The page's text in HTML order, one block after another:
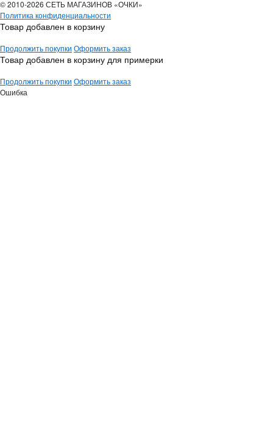
© 2010-2026 СЕТЬ МАГАЗИНОВ «ОЧКИ»
Политика конфиденциальности
Товар добавлен в корзину
Продолжить покупки Оформить заказ
Товар добавлен в корзину для примерки
Продолжить покупки Оформить заказ
Ошибка